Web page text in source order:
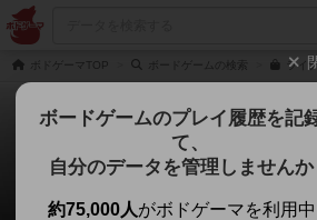
ボドゲーマTOP ボードゲームの検索 ライ
ブルーラグー
0件のリプレイ日記
ボードゲームのプレイ履歴を記
て、
自分のデータを管理しませんか
約75,000人がボドゲーマを利用中